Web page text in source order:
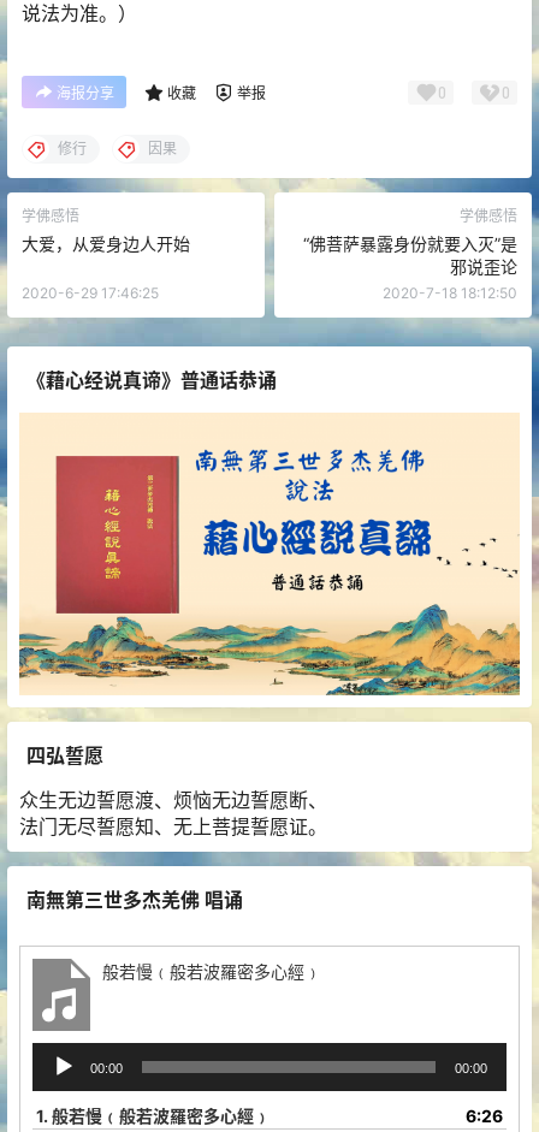
说法为准。）
海报分享 收藏 举报 0 0
修行 因果
学佛感悟
大爱，从爱身边人开始
2020-6-29 17:46:25
学佛感悟
“佛菩萨暴露身份就要入灭”是
邪说歪论
2020-7-18 18:12:50
《藉心经说真谛》普通话恭诵
四弘誓愿
众生无边誓愿渡、烦恼无边誓愿断、
法门无尽誓愿知、无上菩提誓愿证。
南無第三世多杰羌佛 唱诵
般若慢﹙般若波羅密多心經﹚
播
00:00 00:00
1. 般若慢﹙般若波羅密多心經﹚
6:26